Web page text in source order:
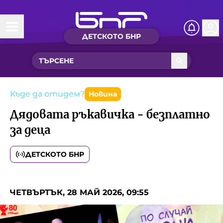
ДЕТСКОТО БНР
Начало
Какво ново?
Рубрики с вълшебства
Детско радио
Чуйте
Новините на детски език
Песнички
Интересен архив
Нашите гости
Къде да отидем? Новина
Дядовата ръкавичка - безплатно
за деца
ДЕТСКОТО БНР
ЧЕТВЪРТЪК, 28 МАЙ 2026, 09:55